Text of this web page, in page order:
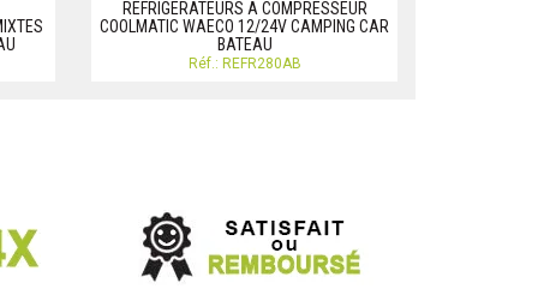
REFRIGERATEURS A COMPRESSEUR
COOLMATIC WAECO 12/24V CAMPING CAR
BATEAU
Réf.: REFR280AB